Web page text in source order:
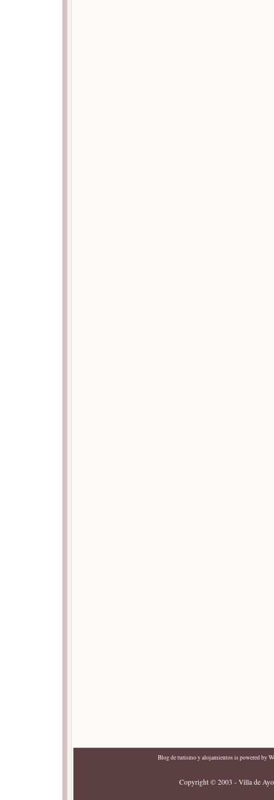
Blog de turismo y alojamientosis powered by
Copyright © 2003 - Villa de